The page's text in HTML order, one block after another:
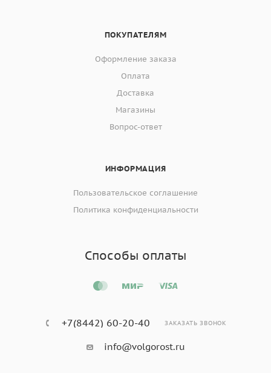
ПОКУПАТЕЛЯМ
Оформление заказа
Оплата
Доставка
Магазины
Вопрос-ответ
ИНФОРМАЦИЯ
Пользовательское соглашение
Политика конфиденциальности
Способы оплаты
+7(8442) 60-20-40 ЗАКАЗАТЬ ЗВОНОК
info@volgorost.ru